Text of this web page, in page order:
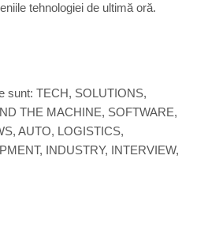
tehnologiei de ultimă oră.
sunt: TECH, SOLUTIONS,
THE MACHINE, SOFTWARE,
AUTO, LOGISTICS,
INDUSTRY, INTERVIEW,